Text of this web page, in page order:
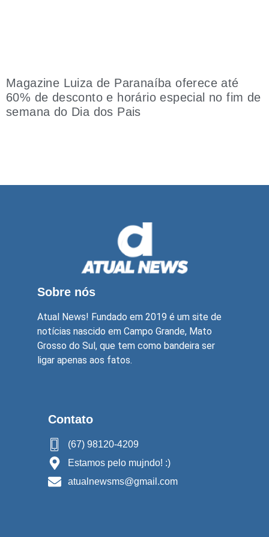
Magazine Luiza de Paranaíba oferece até
60% de desconto e horário especial no fim de
semana do Dia dos Pais
Sobre nós
Atual News! Fundado em 2019 é um site de
notícias nascido em Campo Grande, Mato
Grosso do Sul, que tem como bandeira ser
ligar apenas aos fatos.
Contato
(67) 98120-4209
Estamos pelo mujndo! :)
atualnewsms@gmail.com